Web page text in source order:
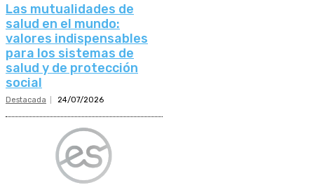
Las mutualidades de
salud en el mundo:
valores indispensables
para los sistemas de
salud y de protección
social
Destacada 24/07/2026